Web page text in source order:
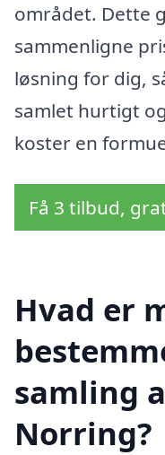
området. Dette
sammenligne
løsning for dig,
samlet hurtigt
koster en
Få 3 tilbud,
Hvad er
samling
Norring?